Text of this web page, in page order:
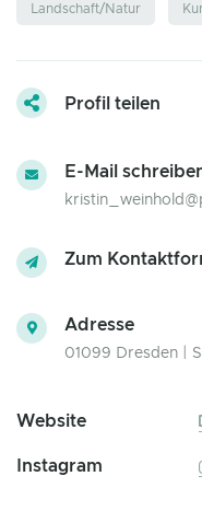
Landschaft/Natur
Profil teilen
E-Mail
Zum
Adresse
01099 Dresden |
Website
Instagram